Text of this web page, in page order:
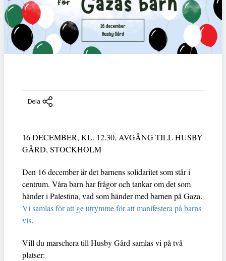
Dela
16 DECEMBER, KL. 12.30, AVGÅNG TILL HUSBY
GÅRD, STOCKHOLM
Den 16 december är det barnens solidaritet som står i
centrum. Våra barn har frågor och tankar om det som
händer i Palestina, vad som händer med barnen på Gaza.
Vi samlas för att ge utrymme för att manifestera på barns
vis.
Vill du marschera till Husby Gård samlas vi på två
platser: